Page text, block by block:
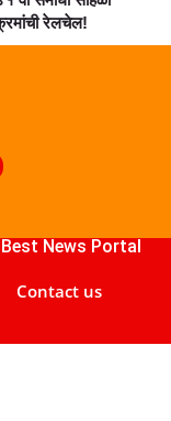
रेलचेल!
Best News Portal
Contact us